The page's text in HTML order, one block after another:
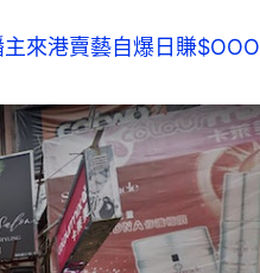
來港賣藝自爆日賺$OOO